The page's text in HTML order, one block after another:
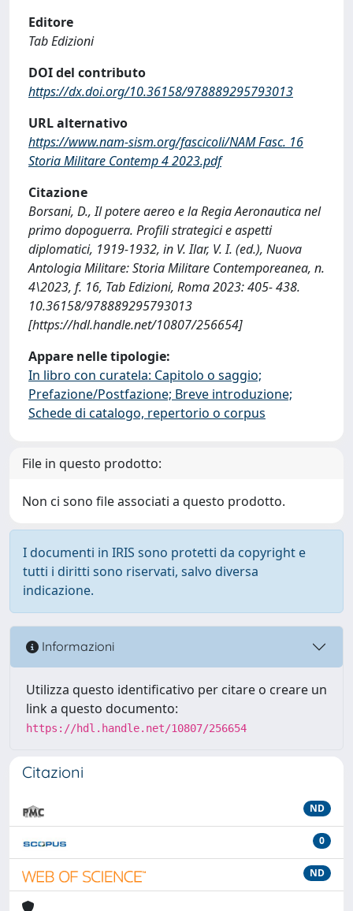
Editore
Tab Edizioni
DOI del contributo
https://dx.doi.org/10.36158/978889295793013
URL alternativo
https://www.nam-sism.org/fascicoli/NAM Fasc. 16
Storia Militare Contemp 4 2023.pdf
Citazione
Borsani, D., Il potere aereo e la Regia Aeronautica nel
primo dopoguerra. Profili strategici e aspetti
diplomatici, 1919-1932, in V. Ilar, V. I. (ed.), Nuova
Antologia Militare: Storia Militare Contemporeanea, n.
4\2023, f. 16, Tab Edizioni, Roma 2023: 405- 438.
10.36158/978889295793013
[https://hdl.handle.net/10807/256654]
Appare nelle tipologie:
In libro con curatela: Capitolo o saggio;
Prefazione/Postfazione; Breve introduzione;
Schede di catalogo, repertorio o corpus
File in questo prodotto:
Non ci sono file associati a questo prodotto.
I documenti in IRIS sono protetti da copyright e
tutti i diritti sono riservati, salvo diversa
indicazione.
Informazioni
Utilizza questo identificativo per citare o creare un
link a questo documento:
https://hdl.handle.net/10807/256654
Citazioni
ND
0
ND